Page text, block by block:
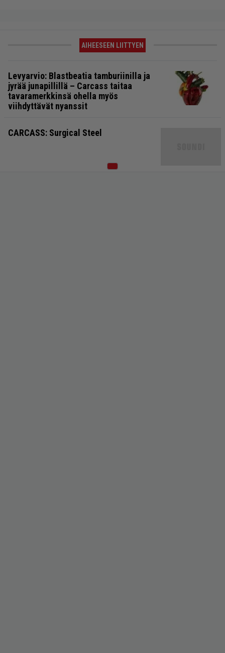
AIHEESEEN LIITTYEN
Levyarvio: Blastbeatia tamburiinilla ja
jyrää junapillillä – Carcass taitaa
tavaramerkkinsä ohella myös
viihdyttävät nyanssit
CARCASS: Surgical Steel